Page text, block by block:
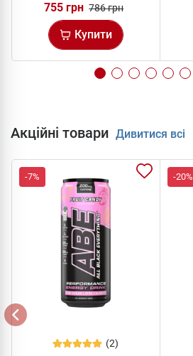
755 грн 786 грн
Купити
Акційні товари Дивитися всі
-7%
(2)
-20%